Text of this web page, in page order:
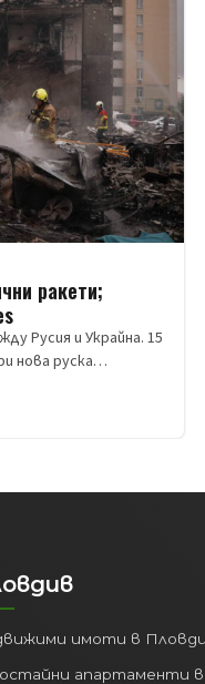
ракети;
Русия и Украйна. 15
нова руска…
имоти в
апартаменти в